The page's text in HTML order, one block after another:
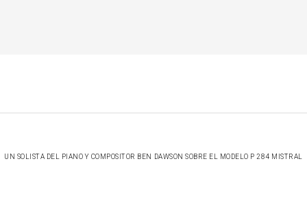
UN SOLISTA DEL PIANO Y COMPOSITOR BEN DAWSON SOBRE EL MODELO P 284 MISTRAL